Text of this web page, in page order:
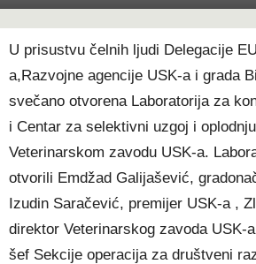
U prisustvu čelnih ljudi Delegacije
a,Razvojne agencije USK-a i grada
svečano otvorena Laboratorija za
i Centar za selektivni uzgoj i
Veterinarskom zavodu USK-a.
otvorili Emdžad Galijašević,
Izudin Saračević, premijer USK-a ,
direktor Veterinarskog zavoda USK-
šef Sekcije operacija za društveni